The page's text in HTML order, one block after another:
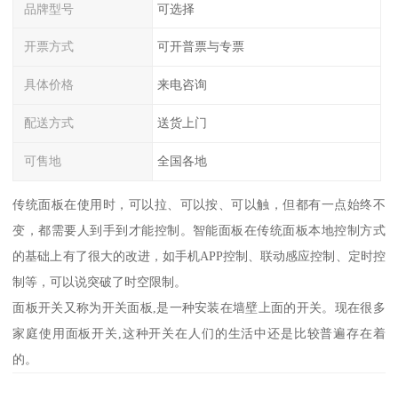
品牌型号 可选择
开票方式 可开普票与专票
具体价格 来电咨询
配送方式 送货上门
可售地 全国各地
传统面板在使用时，可以拉、可以按、可以触，但都有一点始终不
变，都需要人到手到才能控制。智能面板在传统面板本地控制方式
的基础上有了很大的改进，如手机APP控制、联动感应控制、定时控
制等，可以说突破了时空限制。
面板开关又称为开关面板,是一种安装在墙壁上面的开关。现在很多
家庭使用面板开关,这种开关在人们的生活中还是比较普遍存在着
的。